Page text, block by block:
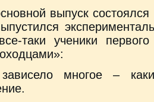
выпуск
таки ученики
многое –